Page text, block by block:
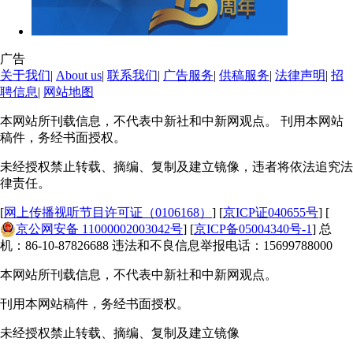
广告
关于我们| About us| 联系我们| 广告服务| 供稿服务| 法律声明| 招
聘信息| 网站地图
本网站所刊载信息，不代表中新社和中新网观点。 刊用本网站
稿件，务经书面授权。
未经授权禁止转载、摘编、复制及建立镜像，违者将依法追究法
律责任。
[网上传播视听节目许可证（0106168） ] [京ICP证040655号] [
京公网安备 11000002003042号] [京ICP备05004340号-1] 总
机：86-10-87826688 违法和不良信息举报电话：15699788000
本网站所刊载信息，不代表中新社和中新网观点。
刊用本网站稿件，务经书面授权。
未经授权禁止转载、摘编、复制及建立镜像